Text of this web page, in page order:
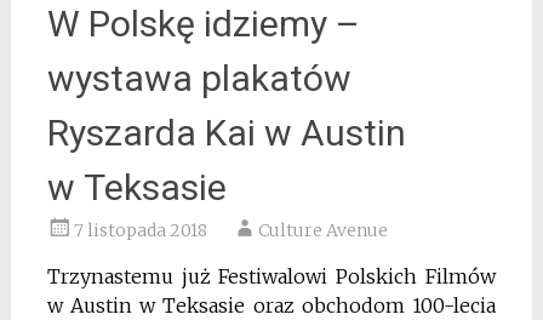
W Polskę idziemy –
wystawa plakatów
Ryszarda Kai w Austin
w Teksasie
7 listopada 2018 Culture Avenue
Trzynastemu już Festiwalowi Polskich Filmów
w Austin w Teksasie oraz obchodom 100-lecia